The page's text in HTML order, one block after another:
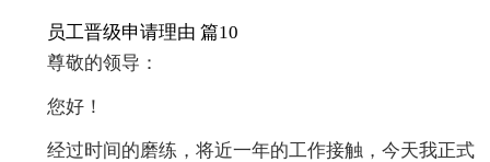
员工晋级申请理由 篇10
尊敬的领导：
您好！
经过时间的磨练，将近一年的工作接触，今天我正式